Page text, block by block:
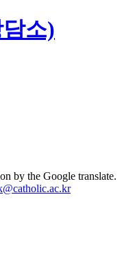
소)
by the Google translate.